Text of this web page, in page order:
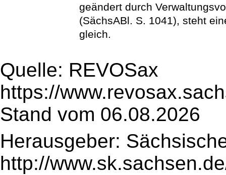
geändert durch
(SächsABl. S. 1041), steht
gleich.
Quelle: REVOSax
https://
Stand vom 06.08.2026
Herausgeber:
http://